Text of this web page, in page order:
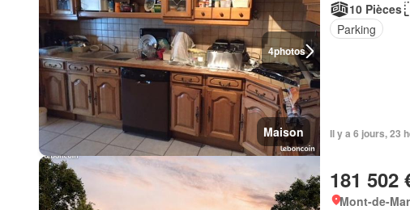
4photos
Maison
10 Pièces
Parking
Il y a 6 jours, 23
181 502
Mont-de-